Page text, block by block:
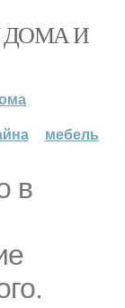
ДОМА И
мебель
в